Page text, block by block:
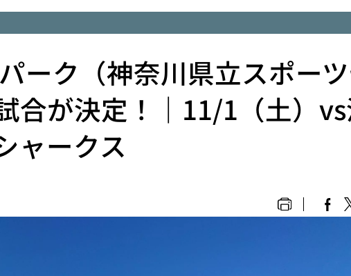
ーク（神奈川県立スポー
合が決定！｜11/1（土）
ャークス